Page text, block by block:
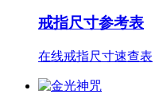
戒指尺寸参考表
在线戒指尺寸速查表